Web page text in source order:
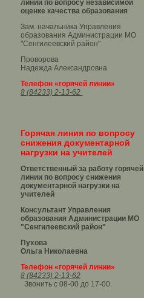
линии по вопросу независимой
оценке качества образования
Зам. начальника Управления
образования Администрации МО
"Сенгилеевский район"
Проворова
Надежда Александровна
Телефон «горячей линии»
8 (84233) 2-13-62
Горячая линия по вопросу
снижения документарной
нагрузки на учителей
Ответственный за работу горячей
линии по вопросу снижения
документарной нагрузки на
учителей
Консультант Управления
образования Администрации МО
"Сенгилеевский район"
Пухова
Ольга Николаевна
Телефон «горячей линии»
8 (84233) 2-13-62
Звонить с 08-00 до 17-00.